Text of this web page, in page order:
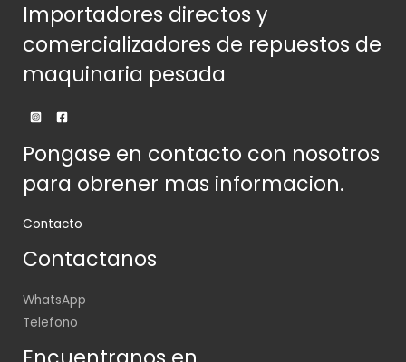
Importadores directos y
comercializadores de repuestos de
maquinaria pesada
Pongase en contacto con nosotros
para obrener mas informacion.
Contacto
Contactanos
WhatsApp
Telefono